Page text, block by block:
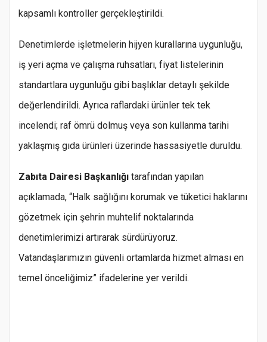
kapsamlı kontroller gerçekleştirildi.
Denetimlerde işletmelerin hijyen kurallarına uygunluğu,
iş yeri açma ve çalışma ruhsatları, fiyat listelerinin
standartlara uygunluğu gibi başlıklar detaylı şekilde
değerlendirildi. Ayrıca raflardaki ürünler tek tek
incelendi; raf ömrü dolmuş veya son kullanma tarihi
yaklaşmış gıda ürünleri üzerinde hassasiyetle duruldu.
Zabıta Dairesi Başkanlığı tarafından yapılan
açıklamada, “Halk sağlığını korumak ve tüketici haklarını
gözetmek için şehrin muhtelif noktalarında
denetimlerimizi artırarak sürdürüyoruz.
Vatandaşlarımızın güvenli ortamlarda hizmet alması en
temel önceliğimiz” ifadelerine yer verildi.